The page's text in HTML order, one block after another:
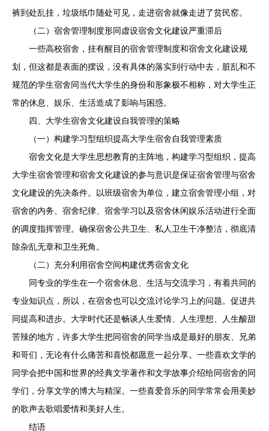
裤到处乱挂，垃圾纸巾随处可见，走进宿舍就像走进了贫民窑。
（二）宿舍管理制度形同虚设宿舍文化建设严重滞后
一些高校宿舍，挂有醒目的宿舍管理制度和宿舍文化建设规
划，但这都是表面的摆设，没有具体的落实到行动中去，脏乱和不
规范的学生宿舍同当代大学生的身份和形象极不相称，对大学生正
常的休息、娱乐、生活造成了影响与困惑。
四、大学生宿舍文化建设自我管理的策略
（一）构建学习型组织提高大学生宿舍自我管理素质
宿舍文化是大学生思想教育的主阵地，构建学习型组织，提高
大学生宿舍管理和宿舍文化建设的参与意识是保证宿舍管理与宿舍
文化建设的先决条件。以班级宿舍为单位，建立宿舍管理小组，对
宿舍的内务、宿舍纪律、宿舍学习以及宿舍休闲娱乐活动进行全面
的调度指挥管理。确保宿舍公共卫生、私人卫生干净整洁，彻底清
除杂乱无章和卫生死角。
（二）充分利用宿舍空间构建优秀宿舍文化
同专业的学生在一个宿舍休息、生活与交流学习，有着共同的
专业知识点，所以，在宿舍也可以交流讨论学习上的问题。促进共
同提高和进步。大学时代还是畅谈人生爱情、人生理想、人生酸甜
苦辣的地方，许多大学生把同宿舍的同学当成是最好的朋友、兄弟
和哥们，无论有什么痛苦和喜悦都愿意一起分享。一些喜欢文学的
同学会把中国和世界的经典文学著作和文学故事介绍给同宿舍的同
学们，分享文学的博大与精深。一些喜爱音乐的同学常常会用美妙
的歌声去歌唱爱情和美好人生。
结语